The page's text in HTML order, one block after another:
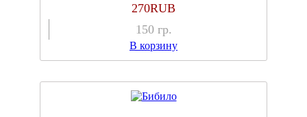
270RUB
150 гр.
В корзину